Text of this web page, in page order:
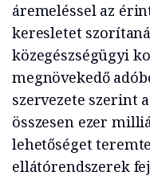
áremeléssel az
keresletet
közegészségügyi
megnövekedő
szervezete szerint
összesen ezer
lehetőséget
ellátórendszerek